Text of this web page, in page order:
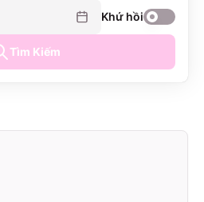
Khứ hồi
Tìm Kiếm